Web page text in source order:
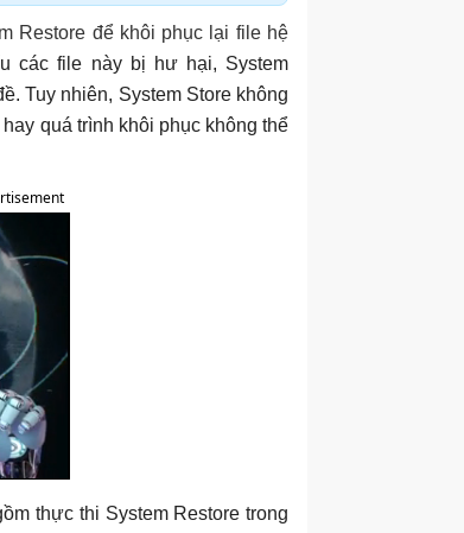
Restore để khôi phục lại file hệ
các file này bị hư hại, System
Tuy nhiên, System Store không
quá trình khôi phục không thể
thực thi System Restore trong